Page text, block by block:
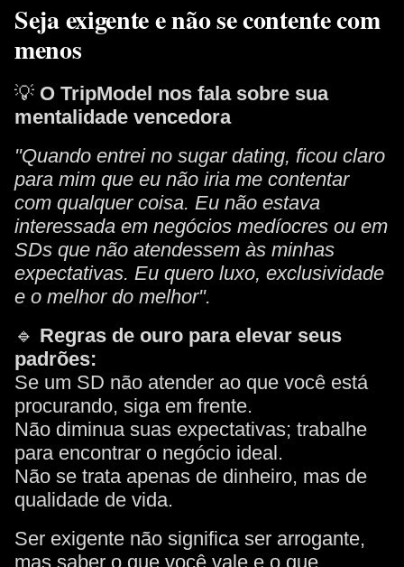
Seja exigente e não se contente com
menos
💡 O TripModel nos fala sobre sua
mentalidade vencedora
"Quando entrei no sugar dating, ficou claro
para mim que eu não iria me contentar
com qualquer coisa. Eu não estava
interessada em negócios medíocres ou em
SDs que não atendessem às minhas
expectativas. Eu quero luxo, exclusividade
e o melhor do melhor".
🔹 Regras de ouro para elevar seus
padrões:
Se um SD não atender ao que você está
procurando, siga em frente.
Não diminua suas expectativas; trabalhe
para encontrar o negócio ideal.
Não se trata apenas de dinheiro, mas de
qualidade de vida.
Ser exigente não significa ser arrogante,
mas saber o que você vale e o que